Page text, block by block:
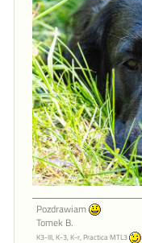
Pozdrawiam
Tomek B.
K3-III, K-3, K-r, Practica MTL3